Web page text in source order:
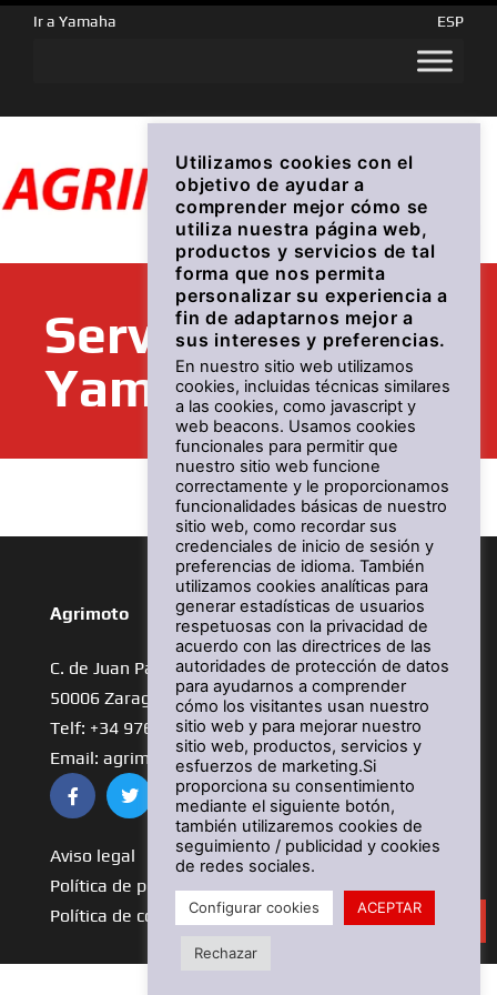
Ir a Yamaha ESP
Servicios
Yamaha
Agrimoto
C. de Juan Pablo Bonet, 20
50006 Zaragoza
Telf: +34 976 27 41 09
Email: agrimoto@agrimoto.com
Aviso legal
Política de privacidad
Política de cookies
Utilizamos cookies con el
objetivo de ayudar a
comprender mejor cómo se
utiliza nuestra página web,
productos y servicios de tal
forma que nos permita
personalizar su experiencia a
fin de adaptarnos mejor a
sus intereses y preferencias.
En nuestro sitio web utilizamos
cookies, incluidas técnicas similares
a las cookies, como javascript y
web beacons. Usamos cookies
funcionales para permitir que
nuestro sitio web funcione
correctamente y le proporcionamos
funcionalidades básicas de nuestro
sitio web, como recordar sus
credenciales de inicio de sesión y
preferencias de idioma. También
utilizamos cookies analíticas para
generar estadísticas de usuarios
respetuosas con la privacidad de
acuerdo con las directrices de las
autoridades de protección de datos
para ayudarnos a comprender
cómo los visitantes usan nuestro
sitio web y para mejorar nuestro
sitio web, productos, servicios y
esfuerzos de marketing.Si
proporciona su consentimiento
mediante el siguiente botón,
también utilizaremos cookies de
seguimiento / publicidad y cookies
de redes sociales.
Configurar cookies ACEPTAR
Rechazar
¡Solicita más información!